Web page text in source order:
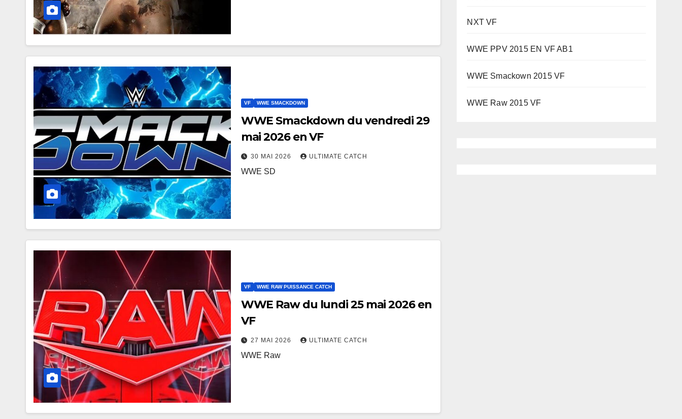
VF WWE SMACKDOWN
WWE Smackdown du vendredi 29
mai 2026 en VF
30 MAI 2026 ULTIMATE CATCH
WWE SD
VF WWE RAW PUISSANCE CATCH
WWE Raw du lundi 25 mai 2026 en
VF
27 MAI 2026 ULTIMATE CATCH
WWE Raw
NXT VF
WWE PPV 2015 EN VF AB1
WWE Smackown 2015 VF
WWE Raw 2015 VF